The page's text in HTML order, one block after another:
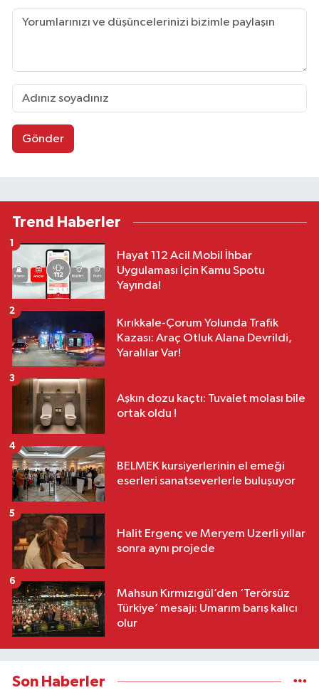
Gönder
Trend Haberler
Hayat 112 Acil Mobil İhbar
Uygulaması İçin Kamu Spotu
Yayında!
1
Kırıkkale-Çorum Yolunda Trafik
Kazası: Araç Otluk Alana Devrildi,
Yaralılar Var!
2
Aşkın dozu kaçtı: Tuvalet molası bile
ortak oldu !
3
BELMEK kursiyerlerinin el emeği
eserleri sanatseverlerle buluşuyor
4
Halit Ergenç ve Meryem Uzerli yıllar
sonra aynı projede
5
Mahsun Kırmızıgül’den ‘Terörsüz
Türkiye’ mesajı: Umarım barış kalıcı
olur
6
Son Haberler